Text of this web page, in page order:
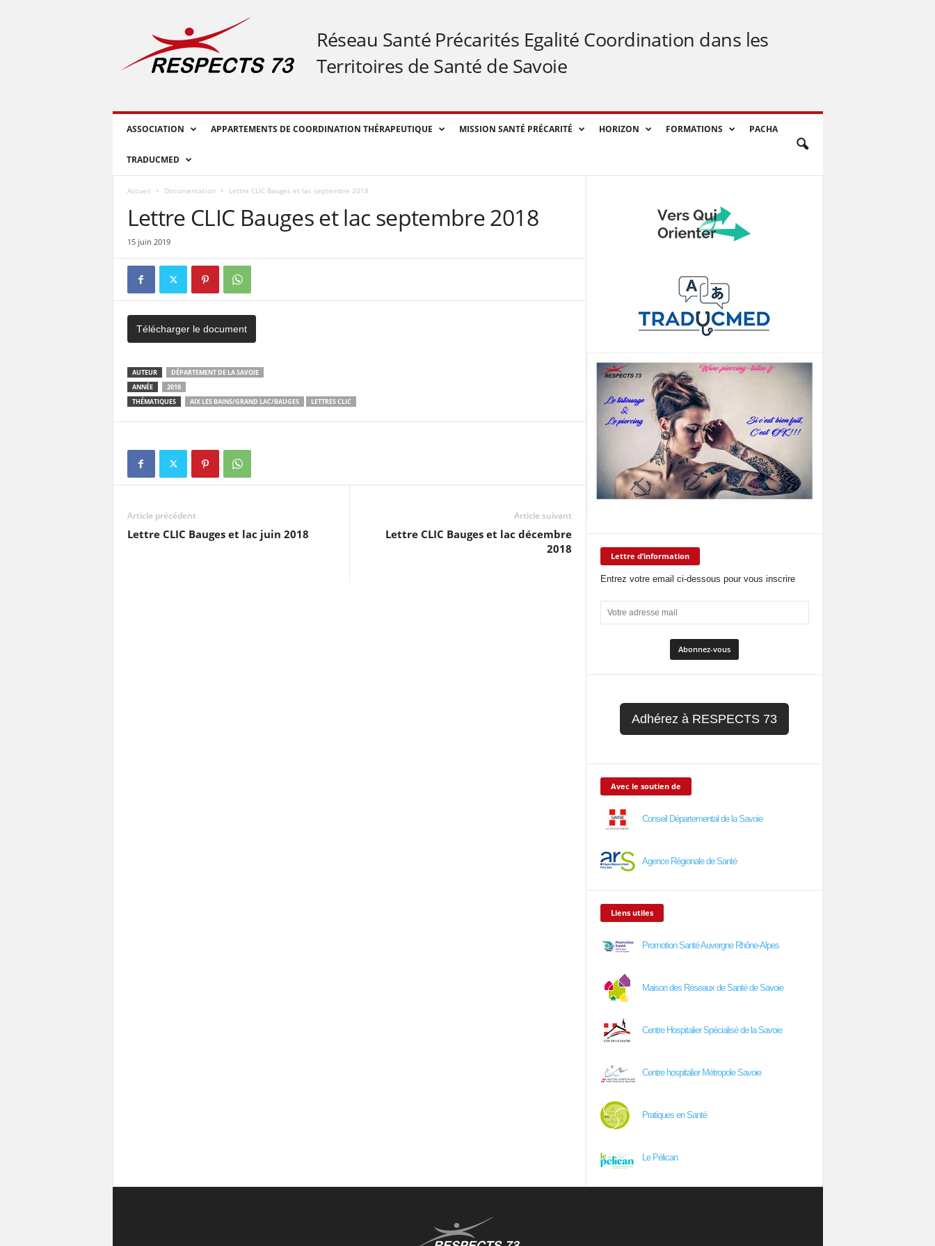
S
Réseau Santé Précarités Egalité Coordination dans les
Territoires de Santé de Savoie
ASSOCIATION APPARTEMENTS DE COORDINATION THÉRAPEUTIQUE MISSION SANTÉ PRÉCARITÉ HORIZON FORMATIONS PACHA
TRADUCMED
Accueil Documentation Lettre CLIC Bauges et lac septembre 2018
Lettre CLIC Bauges et lac septembre 2018
15 juin 2019
Télécharger le document
AUTEUR
DÉPARTEMENT DE LA SAVOIE
ANNÉE
2018
THÉMATIQUES
AIX LES BAINS/GRAND LAC/BAUGES LETTRES CLIC
Article précédent
Lettre CLIC Bauges et lac juin 2018
Article suivant
Lettre CLIC Bauges et lac décembre
2018
Lettre d’information
Entrez votre email ci-dessous pour vous inscrire
Adhérez à RESPECTS 73
Avec le soutien de
Conseil Départemental de la Savoie
Agence Régionale de Santé
Liens utiles
Promotion Santé Auvergne Rhône-Alpes
Maison des Réseaux de Santé de Savoie
Centre Hospitalier Spécialisé de la Savoie
Centre hospitalier Métropole Savoie
Pratiques en Santé
Le Pélican